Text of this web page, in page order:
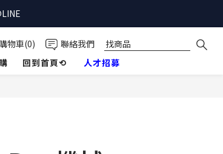
購物車(0)
聯絡我們
回到首頁⟲ 人才招募